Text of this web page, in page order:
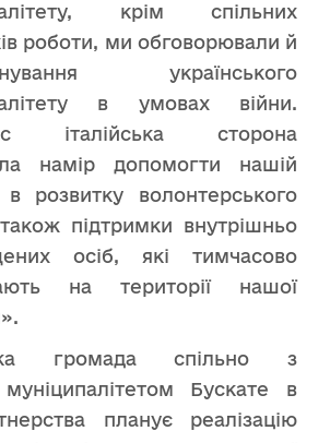
крім спільних
роботи, ми обговорювали й
українського
в умовах війни.
італійська сторона
намір допомогти нашій
в розвитку волонтерського
підтримки внутрішньо
осіб, які тимчасово
на території нашої
громада спільно з
муніципалітетом Бускате в
планує реалізацію